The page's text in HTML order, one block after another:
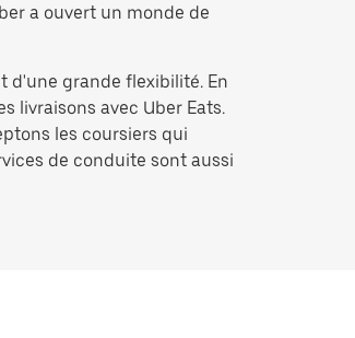
a ouvert un monde de
d'une grande flexibilité. En
livraisons avec Uber Eats.
les coursiers qui
de conduite sont aussi